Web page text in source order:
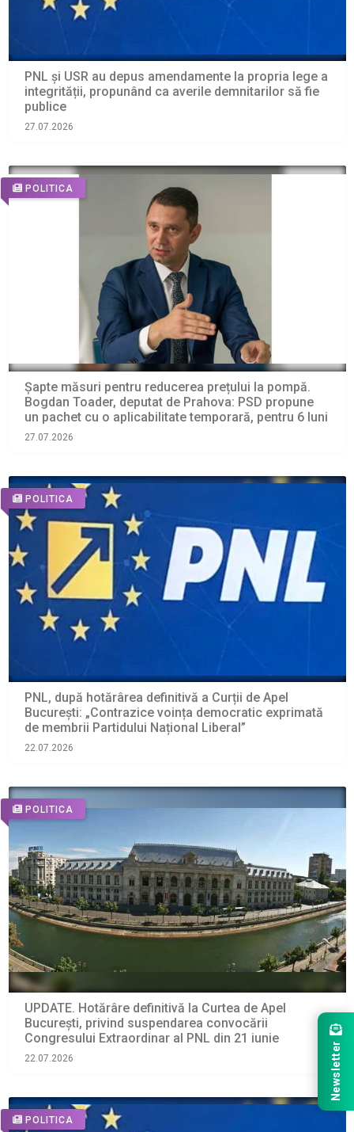
PNL și USR au depus amendamente la propria lege a
integrității, propunând ca averile demnitarilor să fie
publice
27.07.2026
POLITICA
Șapte măsuri pentru reducerea prețului la pompă.
Bogdan Toader, deputat de Prahova: PSD propune
un pachet cu o aplicabilitate temporară, pentru 6 luni
27.07.2026
POLITICA
PNL, după hotărârea definitivă a Curții de Apel
București: „Contrazice voința democratic exprimată
de membrii Partidului Național Liberal”
22.07.2026
POLITICA
UPDATE. Hotărâre definitivă la Curtea de Apel
București, privind suspendarea convocării
Congresului Extraordinar al PNL din 21 iunie
22.07.2026
POLITICA
Newsletter